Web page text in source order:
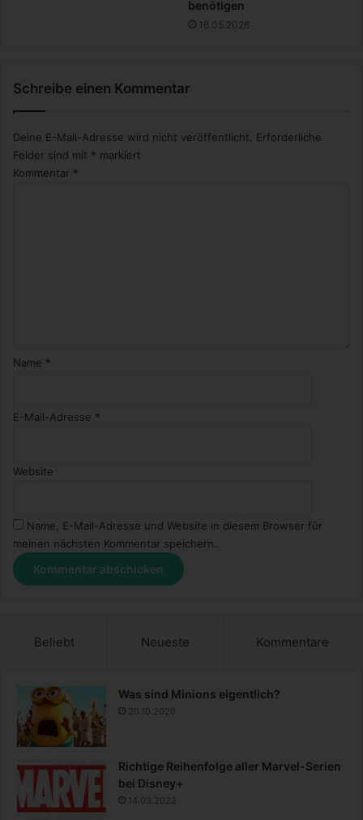
benötigen
16.05.2026
Schreibe einen Kommentar
Deine E-Mail-Adresse wird nicht veröffentlicht.
Erforderliche
Felder sind mit * markiert
Kommentar *
Name *
E-Mail-Adresse *
Website
Name, E-Mail-Adresse und Website in diesem Browser für
meinen nächsten Kommentar speichern.
Beliebt Neueste Kommentare
Was sind Minions eigentlich?
20.10.2020
Richtige Reihenfolge aller Marvel-Serien
bei Disney+
14.03.2022